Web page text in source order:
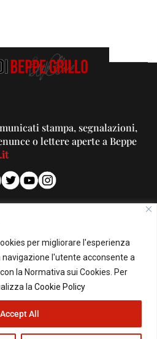
per migliorare l'esperienza
l'utente acconsente a
la Normativa sui Cookies. Per
la Cookie Policy
Accept All
stampa, segnalazioni,
o lettere aperte a Beppe
PUBBLICITA'
la tua pubblicità su questo Blog:
pubblicita@beppegrillo.it
Grillo. All Rights Reserved - Powered by